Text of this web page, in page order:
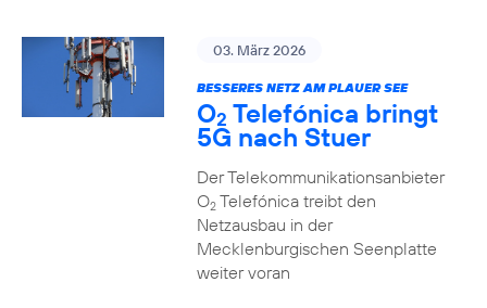
03. März 2026
BESSERES NETZ AM PLAUER SEE
O2 Telefónica bringt
5G nach Stuer
Der Telekommunikationsanbieter
O2Telefónica treibt den
Netzausbau in der
Mecklenburgischen Seenplatte
weiter voran